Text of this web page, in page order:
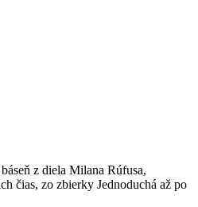
z diela Milana Rúfusa,
čias, zo zbierky Jednoduchá až po